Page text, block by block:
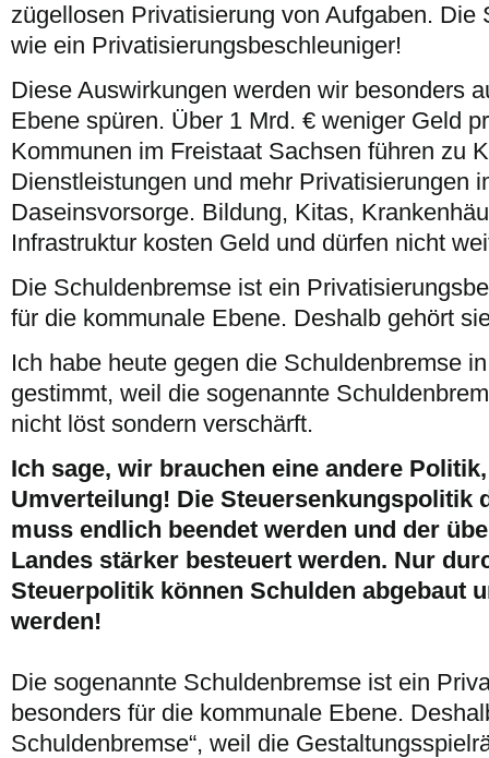
zügellosen Privatisierung von Aufgaben. Die
wie ein Privatisierungsbeschleuniger!
Diese Auswirkungen werden wir besonders
Ebene spüren. Über 1 Mrd. € weniger Geld
Kommunen im Freistaat Sachsen führen zu
Dienstleistungen und mehr Privatisierungen
Daseinsvorsorge. Bildung, Kitas,
Infrastruktur kosten Geld und dürfen nicht
Die Schuldenbremse ist ein
für die kommunale Ebene. Deshalb gehört
Ich habe heute gegen die Schuldenbremse
gestimmt, weil die sogenannte
nicht löst sondern verschärft.
Ich sage, wir brauchen eine andere
Umverteilung! Die Steuersenkungspolitik
muss endlich beendet werden und der
Landes stärker besteuert werden. Nur
Steuerpolitik können Schulden abgebaut
werden!
Die sogenannte Schuldenbremse ist ein
besonders für die kommunale Ebene.
Schuldenbremse“, weil die